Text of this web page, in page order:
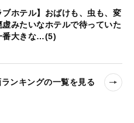
ブホテル】おばけも、虫も、変
みたいなホテルで待っていた
番大きな…(5)
ンキングの一覧を見る